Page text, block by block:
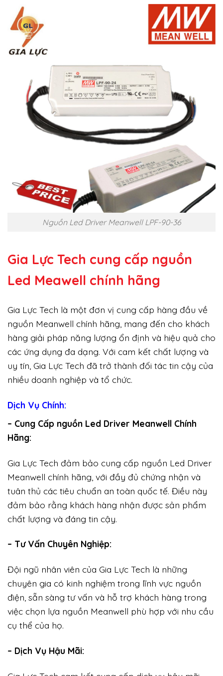
Nguồn Led Driver Meanwell LPF-90-36
Gia Lực Tech cung cấp nguồn
Led Meawell chính hãng
Gia Lực Tech là một đơn vị cung cấp hàng đầu về
nguồn Meanwell chính hãng, mang đến cho khách
hàng giải pháp năng lượng ổn định và hiệu quả cho
các ứng dụng đa dạng. Với cam kết chất lượng và
uy tín, Gia Lực Tech đã trở thành đối tác tin cậy của
nhiều doanh nghiệp và tổ chức.
Dịch Vụ Chính:
– Cung Cấp nguồn Led Driver Meanwell Chính
Hãng:
Gia Lực Tech đảm bảo cung cấp nguồn Led Driver
Meanwell chính hãng, với đầy đủ chứng nhận và
tuân thủ các tiêu chuẩn an toàn quốc tế. Điều này
đảm bảo rằng khách hàng nhận được sản phẩm
chất lượng và đáng tin cậy.
– Tư Vấn Chuyên Nghiệp:
Đội ngũ nhân viên của Gia Lực Tech là những
chuyên gia có kinh nghiệm trong lĩnh vực nguồn
điện, sẵn sàng tư vấn và hỗ trợ khách hàng trong
việc chọn lựa nguồn Meanwell phù hợp với nhu cầu
cụ thể của họ.
– Dịch Vụ Hậu Mãi: